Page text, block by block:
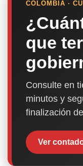
COLOMBIA ·
que
Consulte en
minutos y
finalización
Ver